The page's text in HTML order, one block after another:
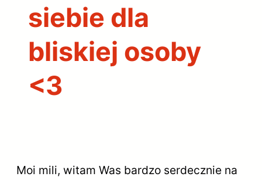
siebie dla
bliskiej osoby
<3
Moi mili, witam Was bardzo serdecznie na